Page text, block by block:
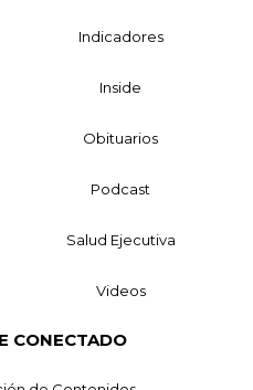
Indicadores
Inside
Obituarios
Podcast
Salud Ejecutiva
Videos
CONECTADO